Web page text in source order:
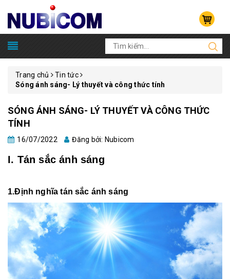
Trang chủ
Tin tức
Sóng ánh sáng- Lý thuyết và công thức tính
SÓNG ÁNH SÁNG- LÝ THUYẾT VÀ CÔNG THỨC
TÍNH
16/07/2022 Đăng bởi: Nubicom
I. Tán sắc ánh sáng
1.Định nghĩa tán sắc ánh sáng